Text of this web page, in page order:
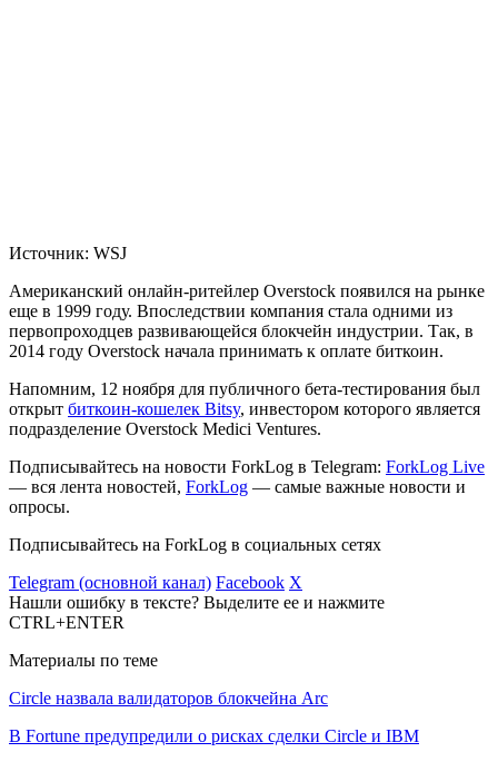
Источник: WSJ
Американский онлайн-ритейлер Overstock появился на рынке
еще в 1999 году. Впоследствии компания стала одними из
первопроходцев развивающейся блокчейн индустрии. Так, в
2014 году Overstock начала принимать к оплате биткоин.
Напомним, 12 ноября для публичного бета-тестирования был
открыт биткоин-кошелек Bitsy, инвестором которого является
подразделение Overstock Medici Ventures.
Подписывайтесь на новости ForkLog в Telegram: ForkLog Live
— вся лента новостей, ForkLog — самые важные новости и
опросы.
Подписывайтесь на ForkLog в социальных сетях
Telegram (основной канал) Facebook X
Нашли ошибку в тексте? Выделите ее и нажмите
CTRL+ENTER
Материалы по теме
Circle назвала валидаторов блокчейна Arc
В Fortune предупредили о рисках сделки Circle и IBM